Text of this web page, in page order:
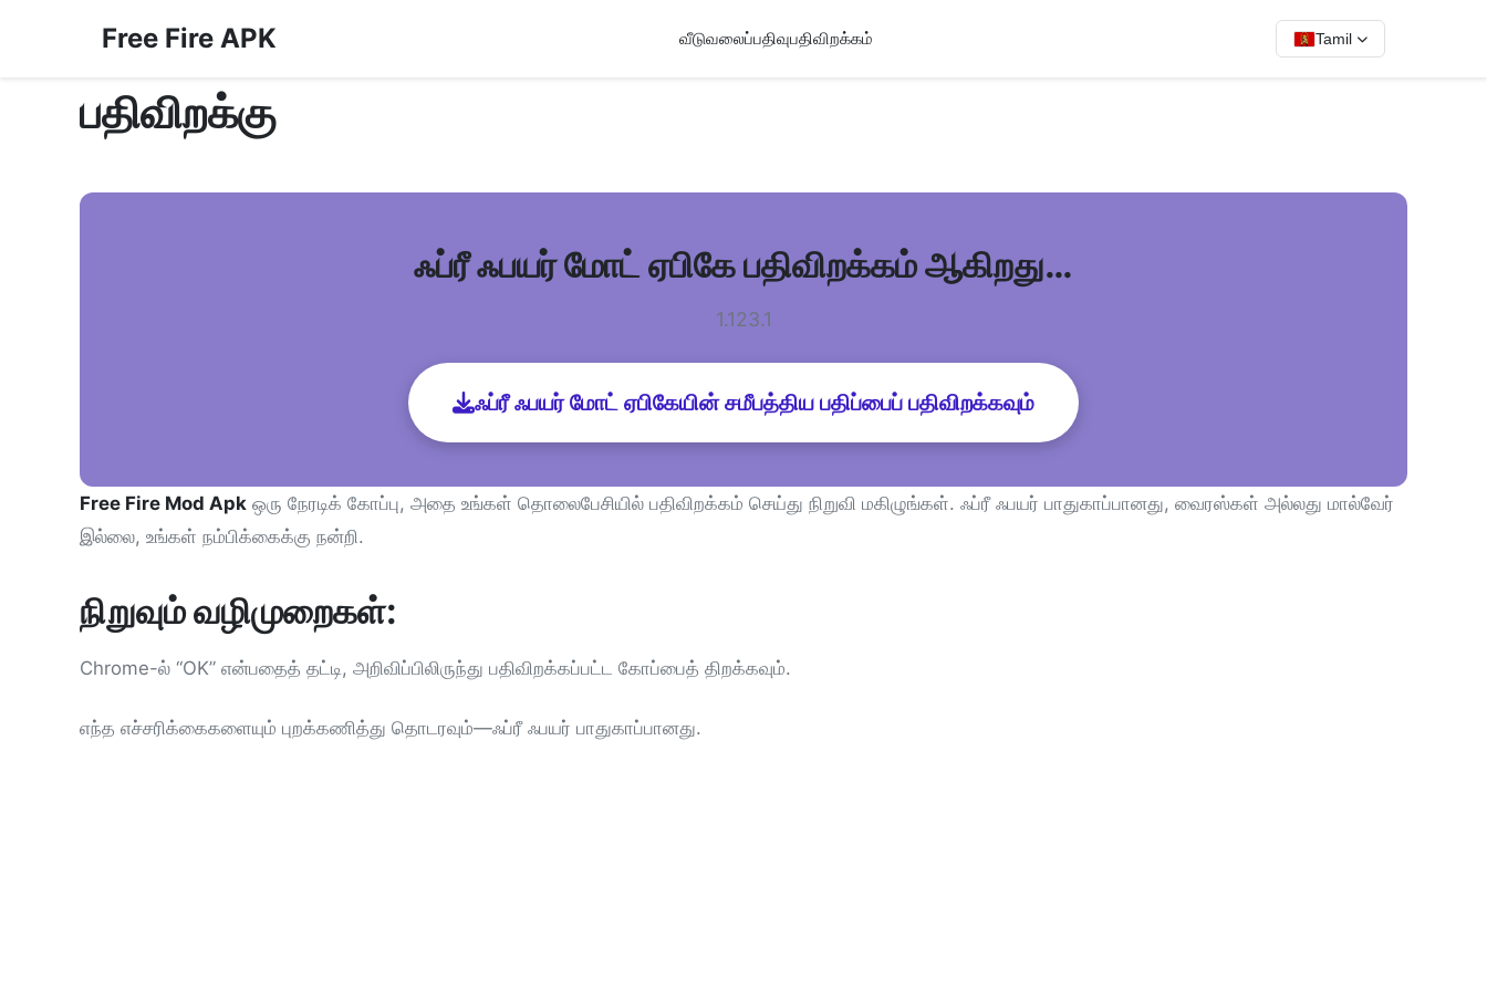
Free Fire APK வீடுவலைப்பதிவுபதிவிறக்கம் Tamil
பதிவிறக்கு
ஃப்ரீ ஃபயர் மோட் ஏபிகே பதிவிறக்கம் ஆகிறது…
1.123.1
ஃப்ரீ ஃபயர் மோட் ஏபிகேயின் சமீபத்திய பதிப்பைப் பதிவிறக்கவும்
Free Fire Mod Apk ஒரு நேரடிக் கோப்பு, அதை உங்கள் தொலைபேசியில் பதிவிறக்கம் செய்து நிறுவி மகிழுங்கள். ஃப்ரீ ஃபயர் பாதுகாப்பானது, வைரஸ்கள் அல்லது மால்வேர்
இல்லை, உங்கள் நம்பிக்கைக்கு நன்றி.
நிறுவும் வழிமுறைகள்:
Chrome-ல் “OK” என்பதைத் தட்டி, அறிவிப்பிலிருந்து பதிவிறக்கப்பட்ட கோப்பைத் திறக்கவும்.
எந்த எச்சரிக்கைகளையும் புறக்கணித்து தொடரவும்—ஃப்ரீ ஃபயர் பாதுகாப்பானது.